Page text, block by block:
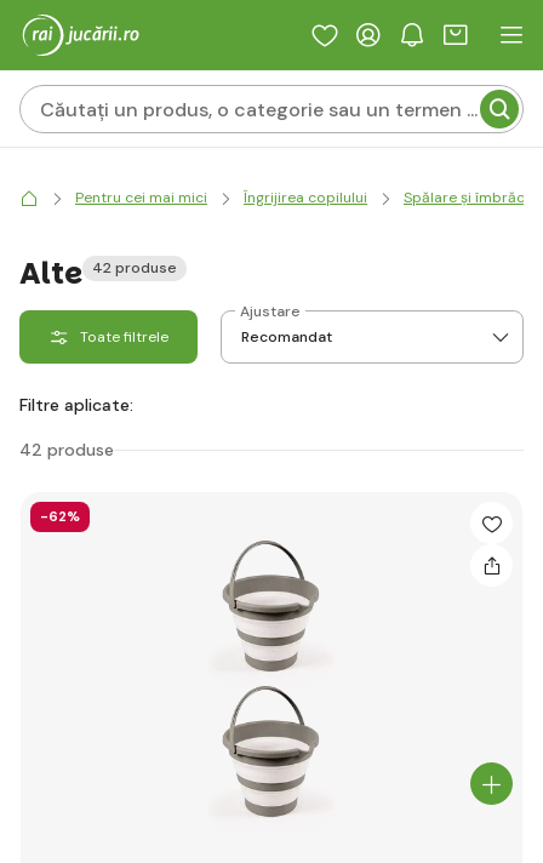
Pentru cei mai mici Îngrijirea copilului Spălare și
Alte 42 produse
Toate filtrele
Ajustare
Filtre aplicate:
42 produse
-62%